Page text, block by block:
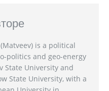
is a political
politics and geo-energy
State University and
State University, with a